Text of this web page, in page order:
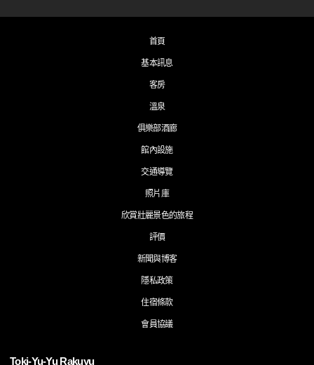
首頁
基本訊息
客房
溫泉
俱樂部酒廊
館內設施
交通導覽
照片庫
欣賞壯麗景色的旅程
評價
新聞與博客
隱私政策
住宿條款
會員協議
Toki-Yu-Yu Rakuyu